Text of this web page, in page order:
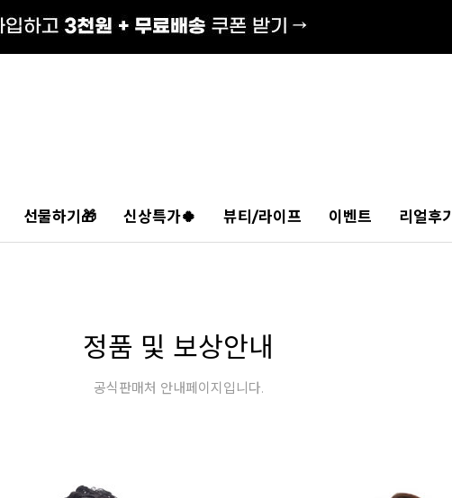
선물하기🎁 신상특가🍀 뷰티/라이프 이벤트 리얼후기
정품 및 보상안내
공식판매처 안내페이지입니다.